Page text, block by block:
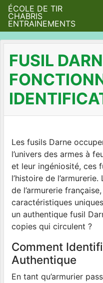
ÉCOLE DE TIR
CHABRIS
ENTRAINEMENTS
FUSIL
Les fusils Darne
l’univers des armes à
et leur ingéniosité, ces
l’histoire de
de l’armurerie
caractéristiques
un authentique fusil
copies qui circulent ?
Comment
Authentique
En tant qu’armurier